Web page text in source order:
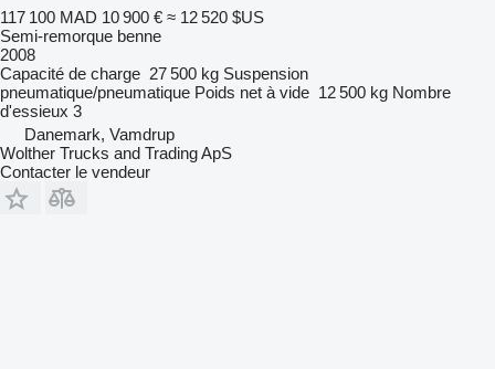
117 100 MAD 10 900 € ≈ 12 520 $US
Semi-remorque benne
2008
Capacité de charge 27 500 kg Suspension
pneumatique/pneumatique Poids net à vide 12 500 kg Nombre
d'essieux 3
Danemark, Vamdrup
Wolther Trucks and Trading ApS
Contacter le vendeur